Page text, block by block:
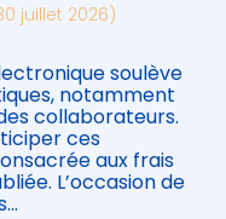
juillet 2026)
soulève
notamment
collaborateurs.
ces
aux frais
L’occasion de